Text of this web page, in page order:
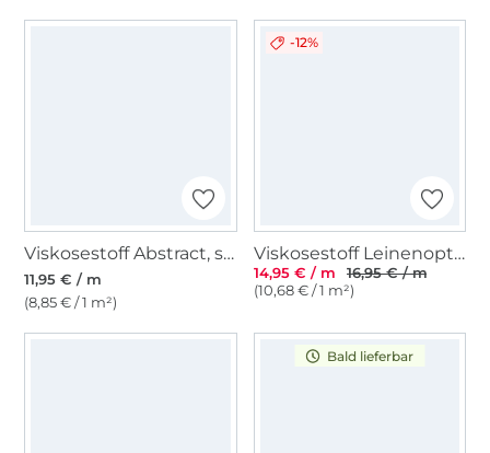
Viskosestoff Abstract, schwarz
11,95 € / m
(8,85 € / 1 m²)
-12%
Viskosestoff Leinenoptik Batik, orange
14,95 € / m
16,95 € / m
(10,68 € / 1 m²)
Bald lieferbar